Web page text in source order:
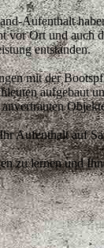
Aufenthalt
vor Ort und auch
entstanden.
mit der
aufgebaut
Aufenthalt auf
zu lernen und